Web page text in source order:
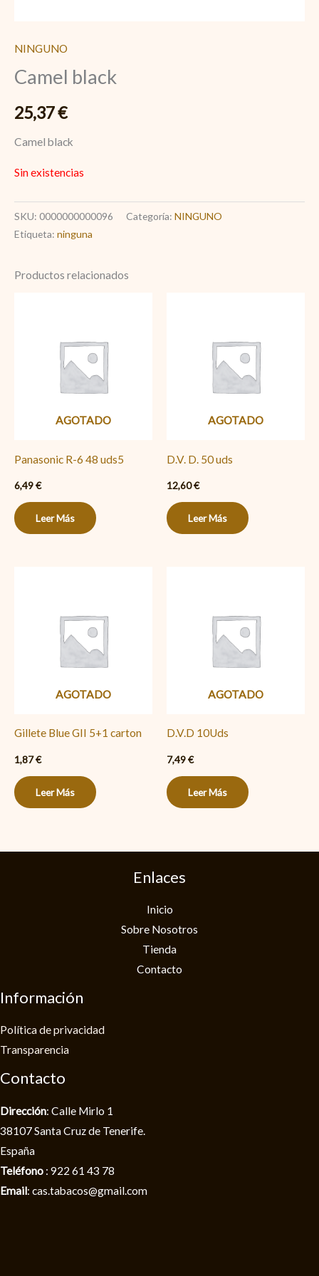
NINGUNO
Camel black
25,37€
Camel black
Sin existencias
SKU: 0000000000096 Categoría: NINGUNO
Etiqueta: ninguna
Productos relacionados
AGOTADO
Panasonic R-6 48 uds5
6,49€
Leer Más
AGOTADO
D.V. D. 50 uds
12,60€
Leer Más
AGOTADO
Gillete Blue GII 5+1 carton
1,87€
Leer Más
AGOTADO
D.V.D 10Uds
7,49€
Leer Más
Enlaces
Inicio
Sobre Nosotros
Tienda
Contacto
Información
Política de privacidad​
Transparencia
Contacto
Dirección: Calle Mirlo 1
38107 Santa Cruz de Tenerife.
España
Teléfono : 922 61 43 78
Email: cas.tabacos@gmail.com